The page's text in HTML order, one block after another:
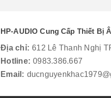
HP-AUDIO Cung Cấp Thiết Bị
Địa chỉ: 612 Lê Thanh Nghị
Hotline: 0983.386.667
Email: